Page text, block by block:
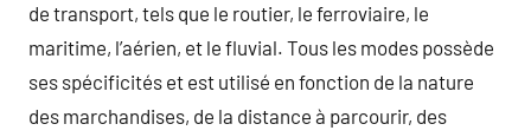
de transport, tels que le routier, le ferroviaire, le
maritime, l’aérien, et le fluvial. Tous les modes possède
ses spécificités et est utilisé en fonction de la nature
des marchandises, de la distance à parcourir, des